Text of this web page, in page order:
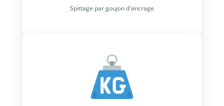
Spittage par goujon d'ancrage